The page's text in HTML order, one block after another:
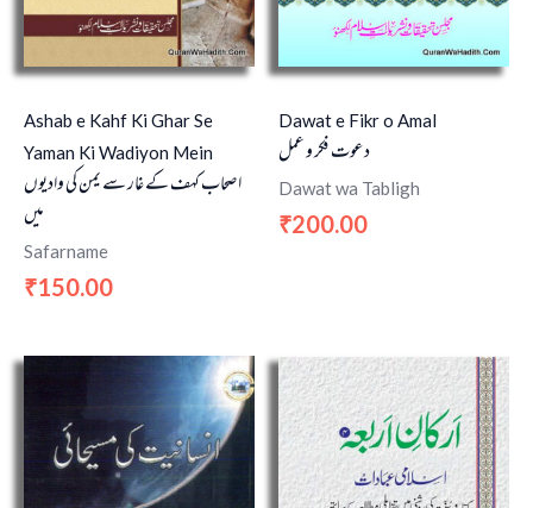
Ashab e Kahf Ki Ghar Se
Yaman Ki Wadiyon Mein
اصحاب کہف کے غار سے يمن کی واديوں
ميں
Safarname
₹150.00
Dawat e Fikr o Amal
دعوت فکر و عمل
Dawat wa Tabligh
₹200.00